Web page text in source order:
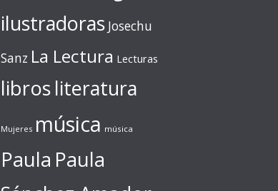
ilustradoras Josechu
Sanz La Lectura Lecturas
librosliteratura
Mujeres música música
Paula Paula